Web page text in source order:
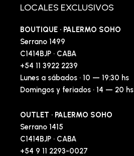
LOCALES EXCLUSIVOS
BOUTIQUE · PALERMO SOHO
Serrano 1499
C1414BJP · CABA
+54 11 3922 2239
Lunes a sábados · 10 — 19:30 hs
Domingos y feriados · 14 — 20 hs
OUTLET · PALERMO SOHO
Serrano 1415
C1414BJP · CABA
+54 9 11 2293-0027